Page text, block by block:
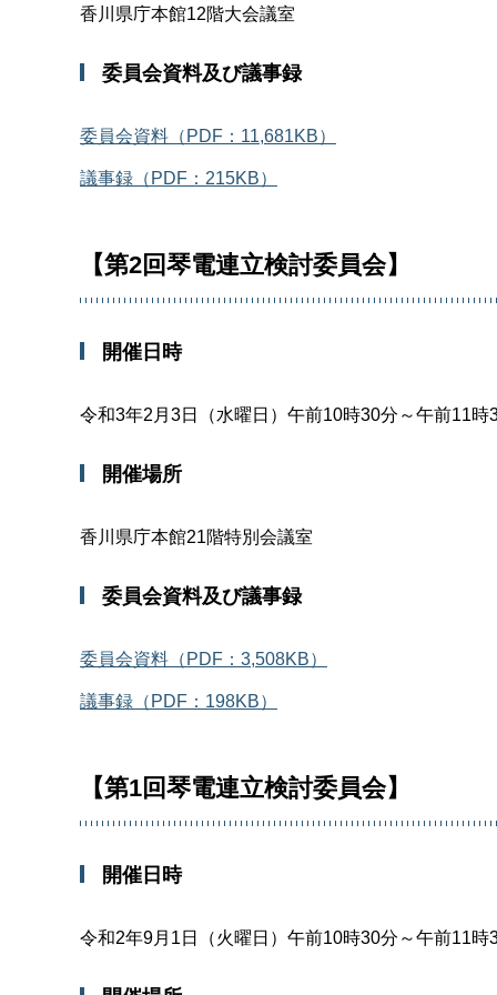
香川県庁本館12階大会議室
委員会資料及び議事録
委員会資料（PDF：11,681KB）
議事録（PDF：215KB）
【第2回琴電連立検討委員会】
開催日時
令和3年2月3日（水曜日）午前10時30分～午前11時
開催場所
香川県庁本館21階特別会議室
委員会資料及び議事録
委員会資料（PDF：3,508KB）
議事録（PDF：198KB）
【第1回琴電連立検討委員会】
開催日時
令和2年9月1日（火曜日）午前10時30分～午前11時